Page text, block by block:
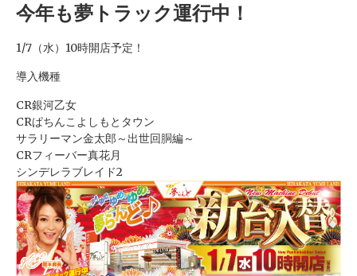
今年も夢トラック運行中！
1/7（水）10時開店予定！
導入機種
CR銀河乙女
CRぱちんこよしもとタウン
サラリーマン金太郎～出世回胴編～
CRフィーバー真花月
シンデレラブレイド2